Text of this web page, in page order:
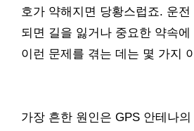
호가 약해지면 당황스럽죠. 운
되면 길을 잃거나 중요한 약속
이런 문제를 겪는 데는 몇 가지
가장 흔한 원인은 GPS 안테나의